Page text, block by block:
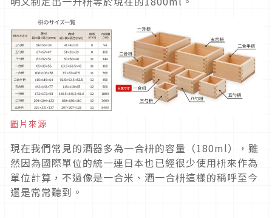
圖片來源
現在我們常見的酒器多為一合枡的容量（180ml），雖
然因為國際單位的統一連日本也已經很少使用枡來作為
單位計算，不過像是一合米、酒一合枡這樣的稱呼至今
還是常常聽到。